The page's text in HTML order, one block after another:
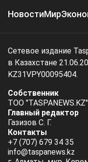
НовостиМир
Сетевое издание
в Казахстане
KZ31VPY00095404.
Собственник
ТОО "TASPANEWS.KZ"
Главный редактор
Газизов С. Г.
Контакты
+7 (707) 679 34 35
info@taspanews.kz